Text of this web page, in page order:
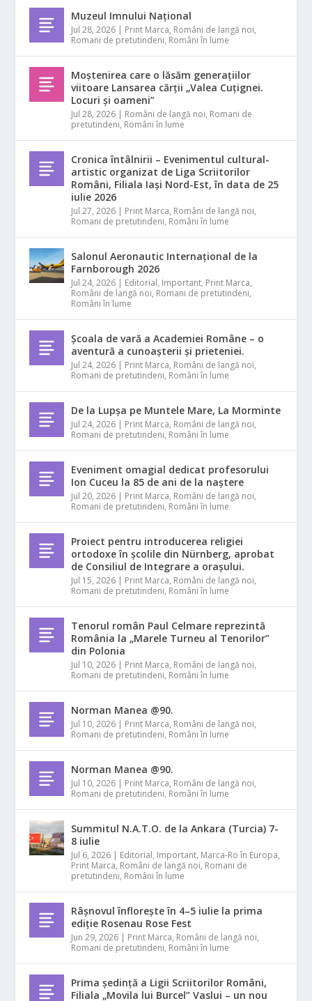
Muzeul Imnului Național
Jul 28, 2026 | Print Marca, Români de langă noi,
Romani de pretutindeni, Români în lume
Moștenirea care o lăsăm generațiilor
viitoare Lansarea cărții „Valea Cuțignei.
Locuri și oameni”
Jul 28, 2026 | Români de langă noi, Romani de
pretutindeni, Români în lume
Cronica întâlnirii – Evenimentul cultural-
artistic organizat de Liga Scriitorilor
Români, Filiala Iași Nord-Est, în data de 25
iulie 2026
Jul 27, 2026 | Print Marca, Români de langă noi,
Romani de pretutindeni, Români în lume
Salonul Aeronautic Internațional de la
Farnborough 2026
Jul 24, 2026 | Editorial, Important, Print Marca,
Români de langă noi, Romani de pretutindeni,
Români în lume
Școala de vară a Academiei Române – o
aventură a cunoașterii și prieteniei.
Jul 24, 2026 | Print Marca, Români de langă noi,
Romani de pretutindeni, Români în lume
De la Lupșa pe Muntele Mare, La Morminte
Jul 24, 2026 | Print Marca, Români de langă noi,
Romani de pretutindeni, Români în lume
Eveniment omagial dedicat profesorului
Ion Cuceu la 85 de ani de la naștere
Jul 20, 2026 | Print Marca, Români de langă noi,
Romani de pretutindeni, Români în lume
Proiect pentru introducerea religiei
ortodoxe în școlile din Nürnberg, aprobat
de Consiliul de Integrare a orașului.
Jul 15, 2026 | Print Marca, Români de langă noi,
Romani de pretutindeni, Români în lume
Tenorul român Paul Celmare reprezintă
România la „Marele Turneu al Tenorilor”
din Polonia
Jul 10, 2026 | Print Marca, Români de langă noi,
Romani de pretutindeni, Români în lume
Norman Manea @90.
Jul 10, 2026 | Print Marca, Români de langă noi,
Romani de pretutindeni, Români în lume
Norman Manea @90.
Jul 10, 2026 | Print Marca, Români de langă noi,
Romani de pretutindeni, Români în lume
Summitul N.A.T.O. de la Ankara (Turcia) 7-
8 iulie
Jul 6, 2026 | Editorial, Important, Marca-Ro în Europa,
Print Marca, Români de langă noi, Romani de
pretutindeni, Români în lume
Râșnovul înflorește în 4–5 iulie la prima
ediție Rosenau Rose Fest
Jun 29, 2026 | Print Marca, Români de langă noi,
Romani de pretutindeni, Români în lume
Prima ședință a Ligii Scriitorilor Români,
Filiala „Movila lui Burcel” Vaslui – un nou